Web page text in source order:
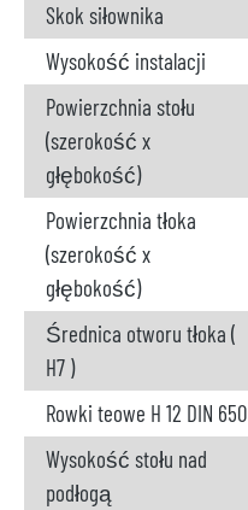
Skok siłownika
Wysokość instalacji
Powierzchnia stołu
(szerokość x
głębokość)
Powierzchnia tłoka
(szerokość x
głębokość)
Średnica otworu tłoka (
H7 )
Rowki teowe H 12 DIN 650
Wysokość stołu nad
podłogą